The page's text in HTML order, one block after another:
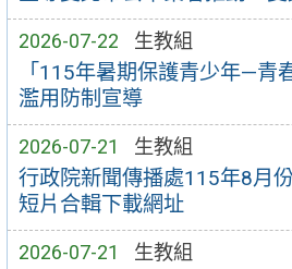
2026-07-22 生教組
「115年暑期保護青少年—青
濫用防制宣導
2026-07-21 生教組
行政院新聞傳播處115年8月
短片合輯下載網址
2026-07-21 生教組